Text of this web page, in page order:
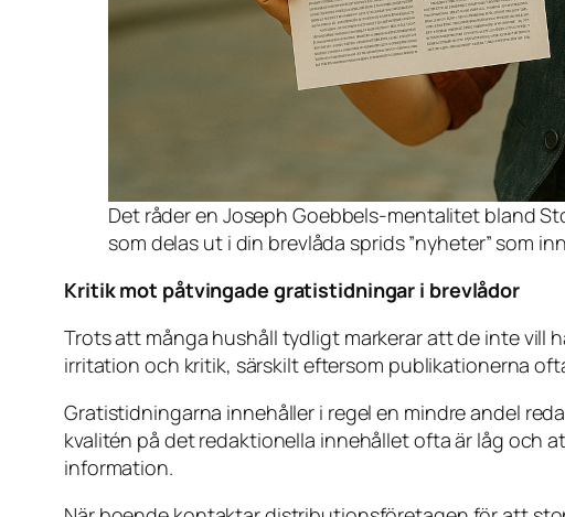
Det råder en Joseph Goebbels-mentalitet bland
som delas ut i din brevlåda sprids ”nyheter” som
Kritik mot påtvingade gratistidningar i brevlådor
Trots att många hushåll tydligt markerar att de inte vill
irritation och kritik, särskilt eftersom publikationerna
Gratistidningarna innehåller i regel en mindre andel
kvalitén på det redaktionella innehållet ofta är låg och
information.